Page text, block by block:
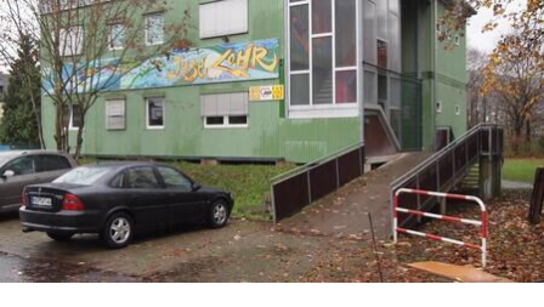
Zum Hauptinhalt springen
Erklärung zur Barrierefreiheit anzeigen